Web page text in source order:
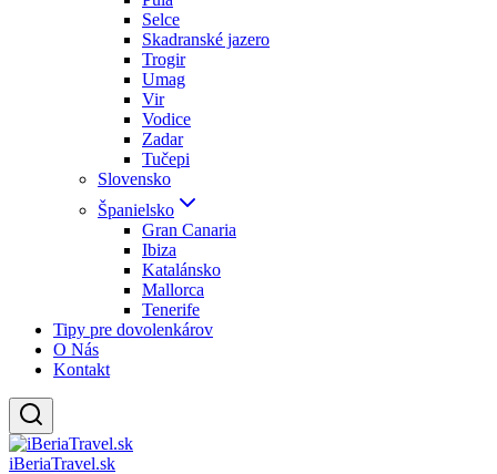
Selce
Skadranské jazero
Trogir
Umag
Vir
Vodice
Zadar
Tučepi
Slovensko
Španielsko
Gran Canaria
Ibiza
Katalánsko
Mallorca
Tenerife
Tipy pre dovolenkárov
O Nás
Kontakt
iBeriaTravel.sk